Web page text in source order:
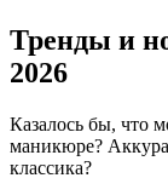
Тренды и
2026
Казалось бы, что
маникюре?
классика?